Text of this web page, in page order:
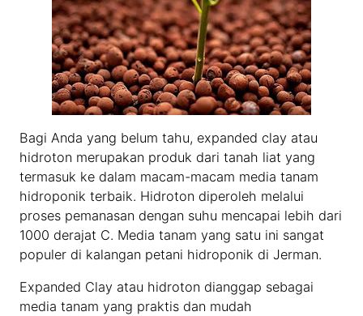
Bagi Anda yang belum tahu, expanded clay atau
hidroton merupakan produk dari tanah liat yang
termasuk ke dalam macam-macam media tanam
hidroponik terbaik. Hidroton diperoleh melalui
proses pemanasan dengan suhu mencapai lebih dari
1000 derajat C. Media tanam yang satu ini sangat
populer di kalangan petani hidroponik di Jerman.
Expanded Clay atau hidroton dianggap sebagai
media tanam yang praktis dan mudah